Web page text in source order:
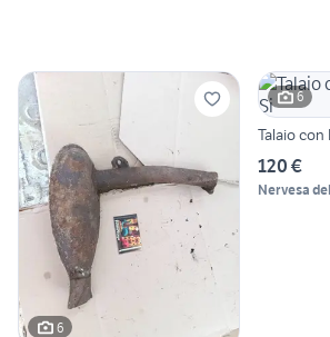
6
6
Talaio con
120 €
Nervesa